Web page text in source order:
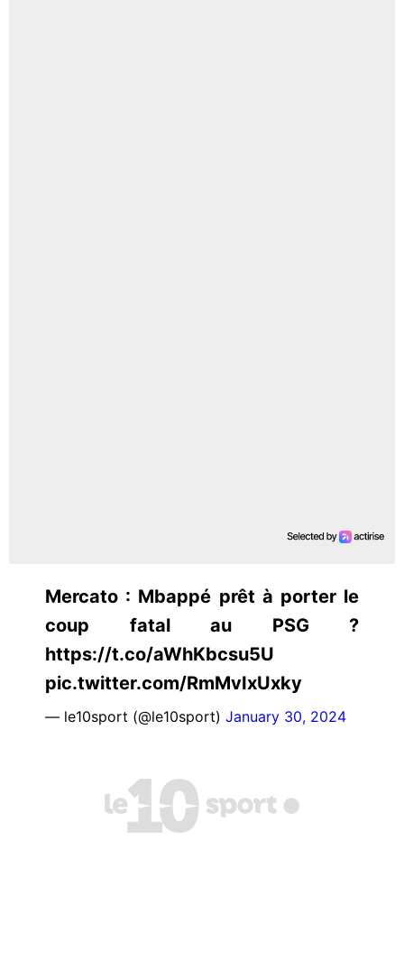
Mercato : Mbappé prêt à porter le
coup fatal au PSG ?
https://t.co/aWhKbcsu5U
pic.twitter.com/RmMvIxUxky
— le10sport (@le10sport) January 30, 2024